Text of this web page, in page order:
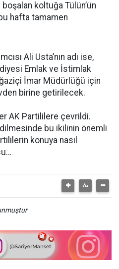
koltuğa Tülün’ün
hafta tamamen
Ali Usta’nın adı ise,
Emlak ve İstimlak
İmar Müdürlüğü için
birine getirilecek.
AK Partililere çevrildi.
bu ikilinin önemli
konuya nasıl